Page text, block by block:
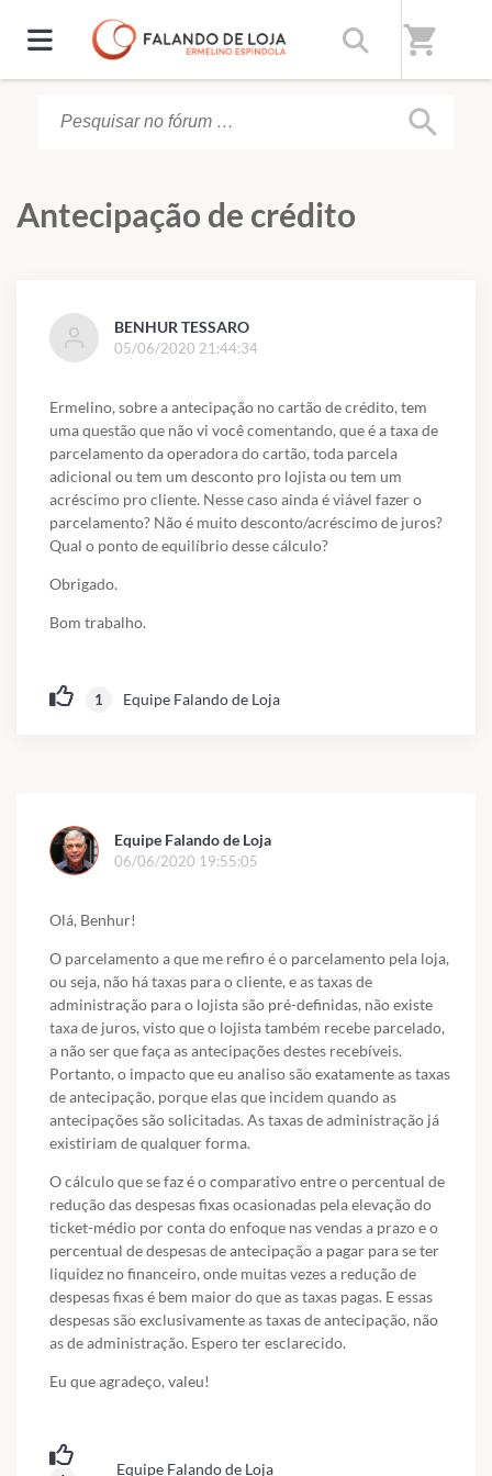
shopping_cart
search
Antecipação de crédito
BENHUR TESSARO
05/06/2020 21:44:34
Ermelino, sobre a antecipação no cartão de crédito, tem
uma questão que não vi você comentando, que é a taxa de
parcelamento da operadora do cartão, toda parcela
adicional ou tem um desconto pro lojista ou tem um
acréscimo pro cliente. Nesse caso ainda é viável fazer o
parcelamento? Não é muito desconto/acréscimo de juros?
Qual o ponto de equilíbrio desse cálculo?
Obrigado.
Bom trabalho.
1 Equipe Falando de Loja
Equipe Falando de Loja
06/06/2020 19:55:05
Olá, Benhur!
O parcelamento a que me refiro é o parcelamento pela loja,
ou seja, não há taxas para ocliente, e as taxas de
administração para o lojista são pré-definidas, não existe
taxa de juros, visto que o lojista também recebe parcelado,
a não ser que faça as antecipações destes recebíveis.
Portanto, o impacto que eu analiso são exatamente as taxas
de antecipação, porque elas que incidem quando as
antecipações são solicitadas. As taxas de administração já
existiriam de qualquer forma.
O cálculo que se faz é o comparativo entre o percentual de
redução das despesas fixas ocasionadas pela elevação do
ticket-médio por conta do enfoque nas vendas a prazo e o
percentual de despesas de antecipação a pagar para se ter
liquidez no financeiro, onde muitas vezes a redução de
despesas fixas é bem maior do que as taxas pagas. E essas
despesas são exclusivamente as taxas de antecipação, não
as de administração. Espero ter esclarecido.
Eu que agradeço, valeu!
Equipe Falando de Loja